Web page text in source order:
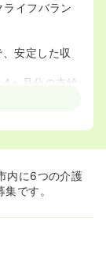
イフバラン
安定した収
ヶ月分の支給
れます。
す。
なく業務に
でブランクが
る方でも、
内に6つの介護
です。